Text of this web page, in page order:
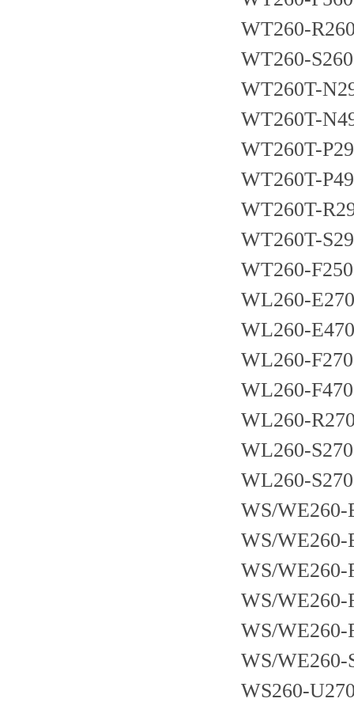
WT260-
WT260-S260
WT260T-
WT260T-
WT260T-
WT260T-
WT260T-
WT260T-
WT260-F250
WL260-E270
WL260-E470
WL260-F270
WL260-F470
WL260-
WL260-S270
WL260-
WS/WE260-
WS/WE260-
WS/WE260-
WS/WE260-
WS/WE260-
WS/WE260-
WS260-